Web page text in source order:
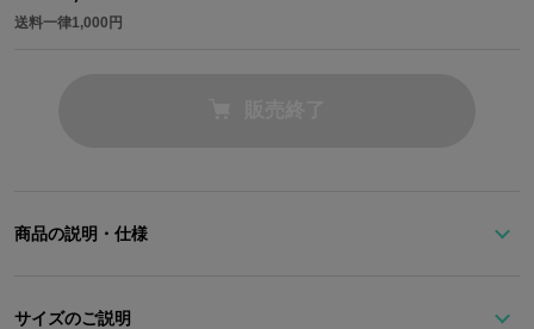
送料一律1,000円
商品の説明・仕様
だ長財布。
サイズのご説明